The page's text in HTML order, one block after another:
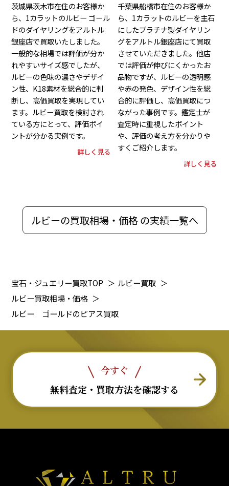
茨城県茨木市在住のお客様か
ら、1カラットのルビー ゴール
ドのダイヤリングをアルトル
銀座店で買取いたしました。
一般的な相場では評価が分か
れやすいサイズ感でしたが、
ルビーの色味の濃さやデザイ
ン性、K18素材を総合的に判
断し、高価買取を実現してい
ます。ルビー買取を検討され
ている方にとって、評価ポイ
ントが分かる実例です。
詳しく見る
千葉県船橋市在住のお客様か
ら、1カラットのルビーを主石
にしたプラチナ製ダイヤリン
グをアルトル銀座店にて買取
させていただきました。他店
では評価が伸びにくかったお
品物ですが、ルビーの透明感
や赤の発色、デザイン性を総
合的に評価し、高価買取につ
ながった事例です。鑑定士が
査定時に重視したポイント
や、評価の考え方を分かりや
すくご紹介します。
詳しく見る
ルビーの買取相場・価格 の実績一覧へ
宝石・ジュエリー買取TOP ＞ ルビー買取 ＞
ルビー買取相場・価格 ＞
ルビー ゴールドのピアス買取
今すぐ
無料査定・買取方法を確認する